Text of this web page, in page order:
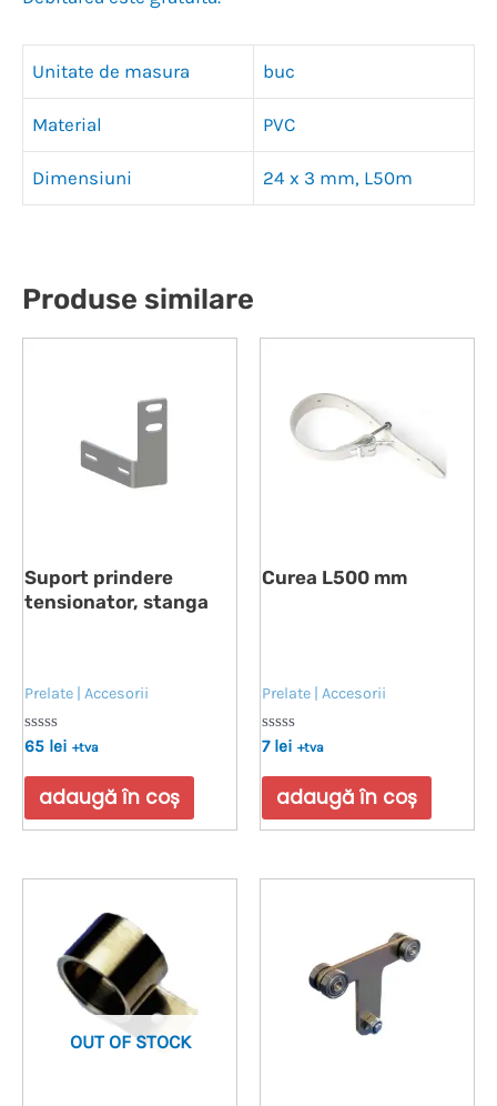
Unitate de masura buc
Material PVC
Dimensiuni 24 x 3 mm, L50m
Produse similare
Suport prindere
tensionator, stanga
Prelate | Accesorii
Evaluat
0
din
65 lei +tva
adaugă în coș
Curea L500 mm
Prelate | Accesorii
Evaluat
0
din
7 lei +tva
adaugă în coș
OUT OF STOCK